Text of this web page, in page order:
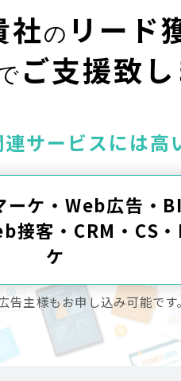
社の リード
ご支援致
サービスには高
ケ・Web広告・
接客・CRM・CS
ケ
主様もお申し込み可能です。